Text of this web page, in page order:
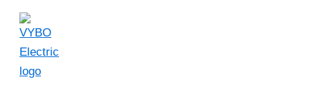
Ga
naar
inhoud